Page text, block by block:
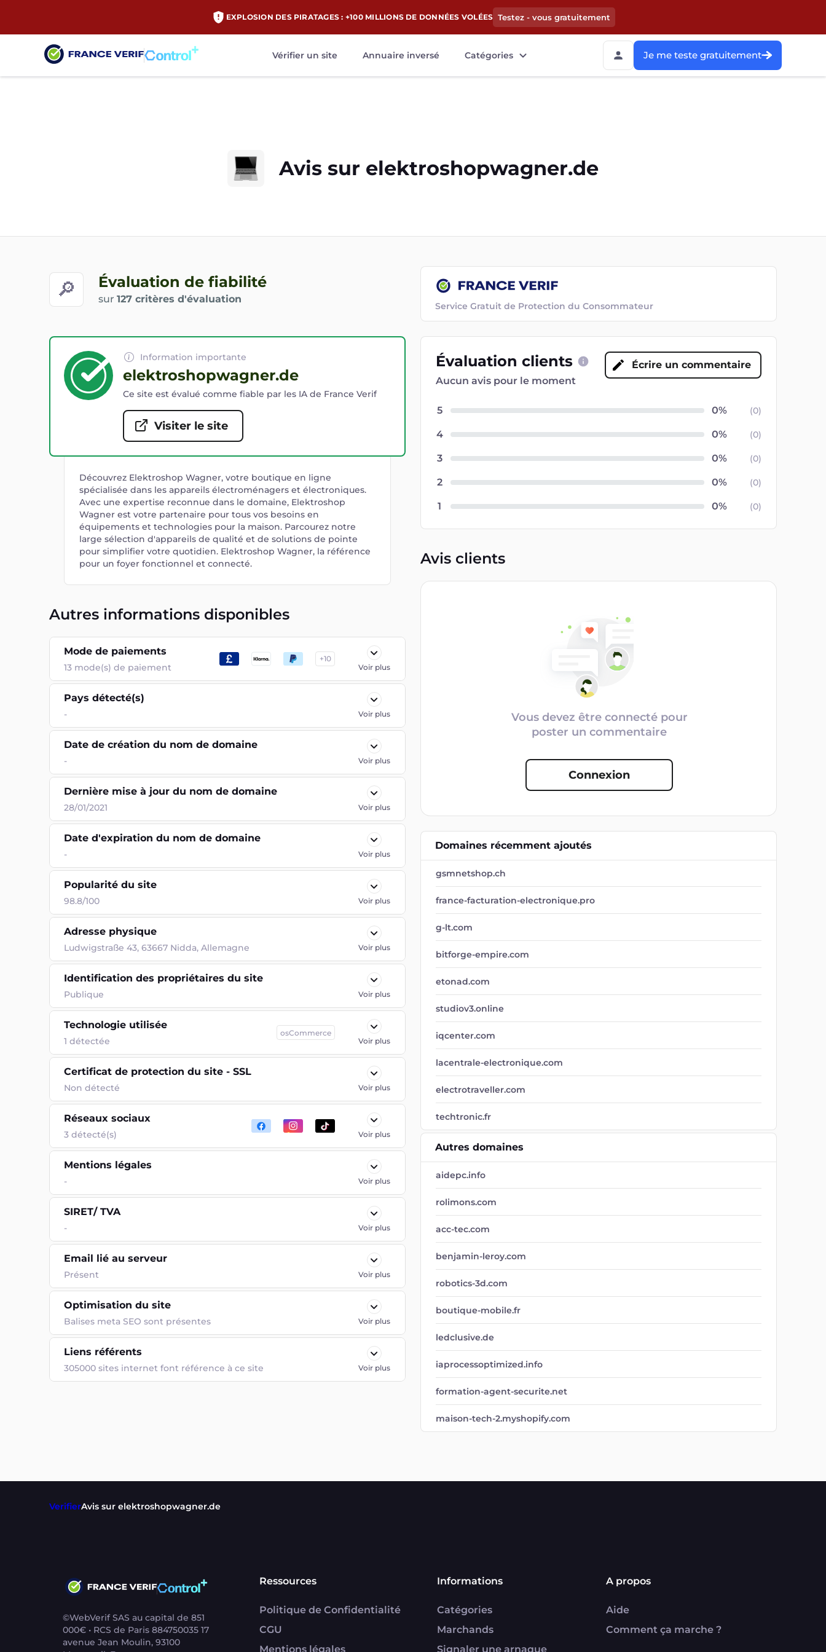
EXPLOSION DES PIRATAGES : +100 MILLIONS DE DONNÉES VOLÉES Testez - vous gratuitement
Vérifier un site Annuaire inversé Catégories Je me teste gratuitement
Avis sur elektroshopwagner.de
🔎 Évaluation de fiabilité
sur 127 critères d'évaluation
Service Gratuit de Protection du Consommateur
Information importante
elektroshopwagner.de
Ce site est évalué comme fiable par les IA de France Verif
Visiter le site
Découvrez Elektroshop Wagner, votre boutique en ligne
spécialisée dans les appareils électroménagers et électroniques.
Avec une expertise reconnue dans le domaine, Elektroshop
Wagner est votre partenaire pour tous vos besoins en
équipements et technologies pour la maison. Parcourez notre
large sélection d'appareils de qualité et de solutions de pointe
pour simplifier votre quotidien. Elektroshop Wagner, la référence
pour un foyer fonctionnel et connecté.
Autres informations disponibles
Mode de paiements
13 mode(s) de paiement
+10
Voir plus
Pays détecté(s)
- Voir plus
Date de création du nom de domaine
- Voir plus
Dernière mise à jour du nom de domaine
28/01/2021 Voir plus
Date d'expiration du nom de domaine
- Voir plus
Popularité du site
98.8/100 Voir plus
Adresse physique
Ludwigstraße 43, 63667 Nidda, Allemagne Voir plus
Identification des propriétaires du site
Publique Voir plus
Technologie utilisée
1 détectée
osCommerce
Voir plus
Certificat de protection du site - SSL
Non détecté Voir plus
Réseaux sociaux
3 détecté(s) Voir plus
Mentions légales
- Voir plus
SIRET/ TVA
- Voir plus
Email lié au serveur
Présent Voir plus
Optimisation du site
Balises meta SEO sont présentes Voir plus
Liens référents
305000 sites internet font référence à ce site Voir plus
Évaluation clients
Aucun avis pour le moment
Écrire un commentaire
5 (0)
4 (0)
3 (0)
2 (0)
1 (0)
Avis clients
Vous devez être connecté pour
poster un commentaire
Connexion
Domaines récemment ajoutés
gsmnetshop.ch
france-facturation-electronique.pro
g-lt.com
bitforge-empire.com
etonad.com
studiov3.online
iqcenter.com
lacentrale-electronique.com
electrotraveller.com
techtronic.fr
Autres domaines
aidepc.info
rolimons.com
acc-tec.com
benjamin-leroy.com
robotics-3d.com
boutique-mobile.fr
ledclusive.de
iaprocessoptimized.info
formation-agent-securite.net
maison-tech-2.myshopify.com
VerifierAvis sur elektroshopwagner.de
©WebVerif SAS au capital de 851
000€ • RCS de Paris 884750035 17
avenue Jean Moulin, 93100
Ressources
Politique de Confidentialité
CGU
Mentions légales
Informations
Catégories
Marchands
Signaler une arnaque
A propos
Aide
Comment ça marche ?